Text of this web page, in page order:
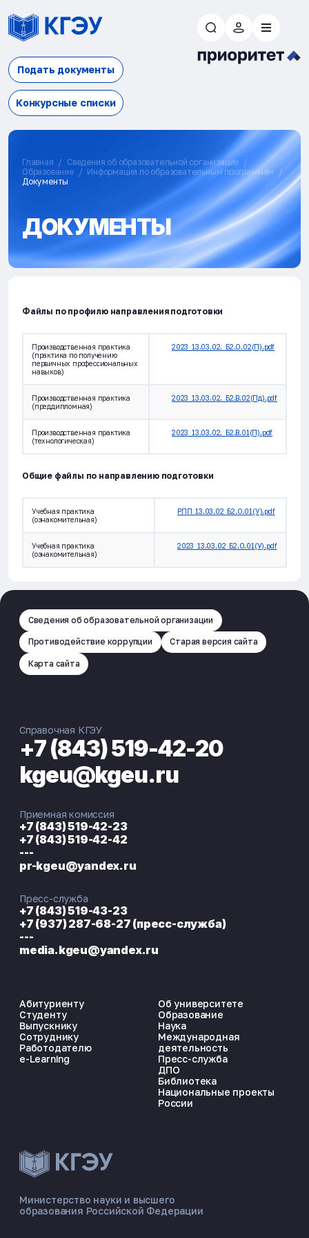
Подать документы
Конкурсные списки
ЭНЕРГОКОД — ПОМОЩНИК КГЭУ
📋 Приёмная комиссия
Главная
Сведения об образовательной организации
Образование
Информация по образовательным программам
Документы
ДОКУМЕНТЫ
Файлы по профилю направления подготовки
Производственная практика
(практика по получению
первичных профессиональных
навыков)
2023_13.03.02._Б2.О.02(П).pdf
Производственная практика
(преддипломная)
2023_13.03.02._Б2.В.02(Пд).pdf
Производственная практика
(технологическая)
2023_13.03.02._Б2.В.01(П).pdf
Общие файлы по направлению подготовки
Учебная практика
(ознакомительная)
РПП_13.03.02_Б2.О.01(У).pdf
Учебная практика
(ознакомительная)
2023_13.03.02_Б2.О.01(У).pdf
Сведения об образовательной организации
Противодействие коррупции Старая версия сайта
Карта сайта
Министерство науки и высшего
образования Российской Федерации
Абитуриенту
Студенту
Выпускнику
Сотруднику
Работодателю
e-Learning
Об университете
Образование
Наука
Международная
деятельность
Пресс-служба
ДПО
Библиотека
Национальные проекты
России
Справочная КГЭУ
+7 (843) 519-42-20
kgeu@kgeu.ru
Приемная комиссия
+7 (843) 519-42-23
+7 (843) 519-42-42
---
pr-kgeu@yandex.ru
Пресс-служба
+7 (843) 519-43-23
+7 (937) 287-68-27 (пресс-служба)
---
media.kgeu@yandex.ru